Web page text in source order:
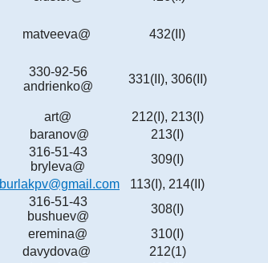
matveeva@ 432(II)
330-92-56
andrienko@
331(II), 306(II)
art@
212(I), 213(I)
baranov@
213(I)
316-51-43
bryleva@
309(I)
burlakpv@gmail.com
113(I), 214(II)
316-51-43
bushuev@
308(I)
eremina@
310(I)
davydova@
212(1)